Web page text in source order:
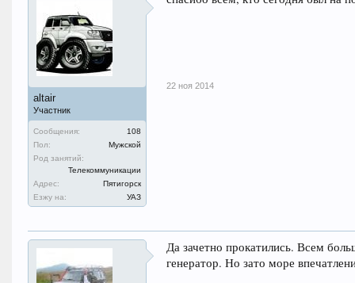
altair
Участник
Сообщения:
108
Пол:
Мужской
Род занятий:
Телекоммуникации
Адрес:
Пятигорск
Езжу на:
УАЗ
22 ноя 2014
Да зачетно прокатились. Всем
генератор. Но зато море